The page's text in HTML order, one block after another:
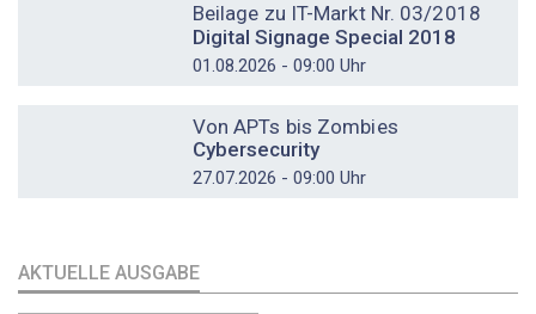
Beilage zu IT-Markt Nr. 03/2018
Digital Signage Special 2018
01.08.2026 - 09:00 Uhr
Von APTs bis Zombies
Cybersecurity
27.07.2026 - 09:00 Uhr
AKTUELLE AUSGABE